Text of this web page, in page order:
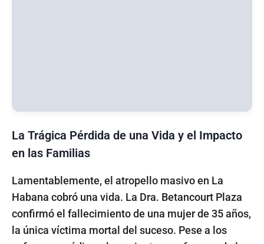
La Trágica Pérdida de una Vida y el Impacto
en las Familias
Lamentablemente, el atropello masivo en La
Habana cobró una vida. La Dra. Betancourt Plaza
confirmó el fallecimiento de una mujer de 35 años,
la única víctima mortal del suceso. Pese a los